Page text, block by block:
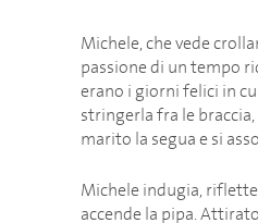
Michele, che vede
passione di un tempo
erano i giorni felici in
stringerla fra le
marito la segua e si
Michele indugia,
accende la pipa.